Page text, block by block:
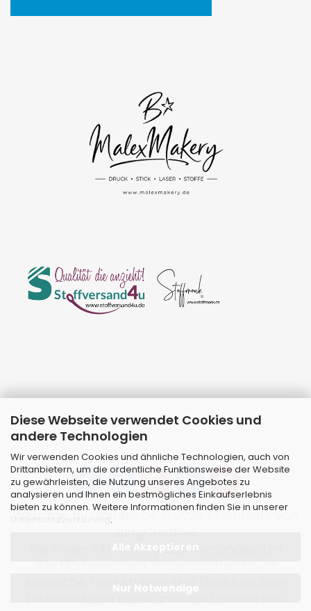
Diese Webseite verwendet Cookies und
andere Technologien
Wir verwenden Cookies und ähnliche Technologien, auch von
Drittanbietern, um die ordentliche Funktionsweise der Website
zu gewährleisten, die Nutzung unseres Angebotes zu
analysieren und Ihnen ein bestmögliches Einkaufserlebnis
bieten zu können. Weitere Informationen finden Sie in unserer
.
Alle Akzeptieren
Nur Notwendige
Webshopby Gambio.de © 2026 | Template von
Alle Preise inkl. MwSt. & zzgl. Versandkosten
sämtliche Produktbilder sind Eigentum Ihrer